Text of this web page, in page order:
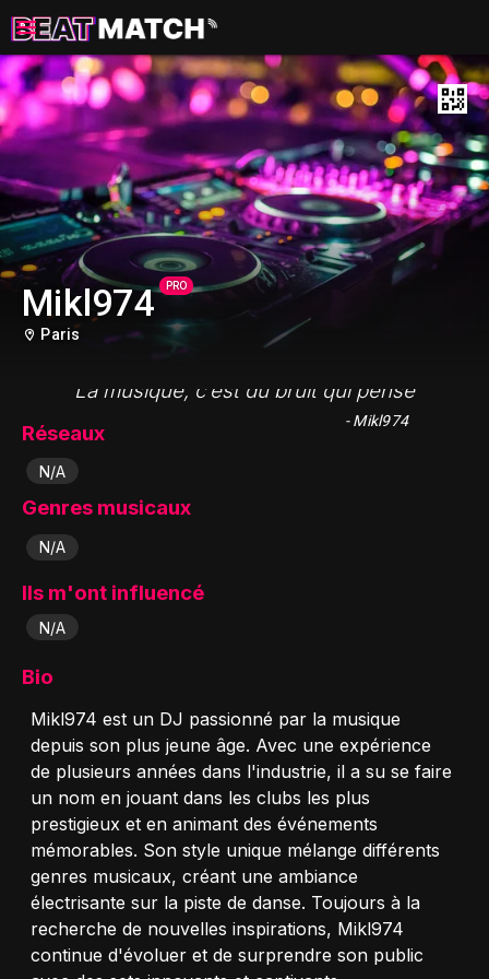
Mikl974 PRO
Paris
"La musique, c’est du bruit qui pense"
- Mikl974
Réseaux
N/A
Genres musicaux
N/A
Ils m'ont influencé
N/A
Bio
Mikl974 est un DJ passionné par la musique
depuis son plus jeune âge. Avec une expérience
de plusieurs années dans l'industrie, il a su se faire
un nom en jouant dans les clubs les plus
prestigieux et en animant des événements
mémorables. Son style unique mélange différents
genres musicaux, créant une ambiance
électrisante sur la piste de danse. Toujours à la
recherche de nouvelles inspirations, Mikl974
continue d'évoluer et de surprendre son public